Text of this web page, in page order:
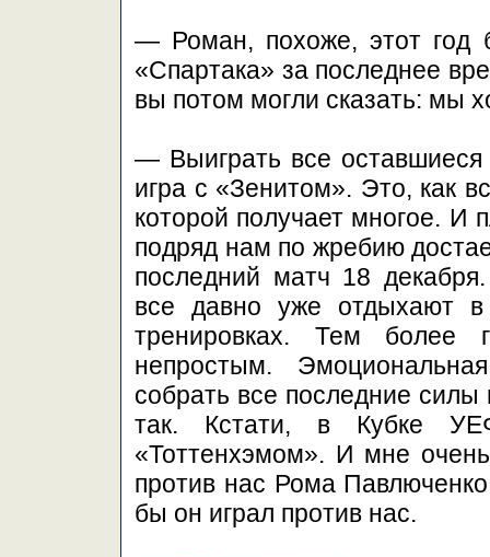
— Роман, похоже, этот год
«Спартака» за последнее
вы потом могли сказать: мы
— Выиграть все
игра с «Зенитом». Это, как
которой получает многое. И
подряд нам по жребию
последний матч 18
все давно уже отдыхают
тренировках. Тем более
непростым.
собрать все последние
так. Кстати, в Кубке
«Тоттенхэмом». И мне
против нас Рома
бы он играл против нас.